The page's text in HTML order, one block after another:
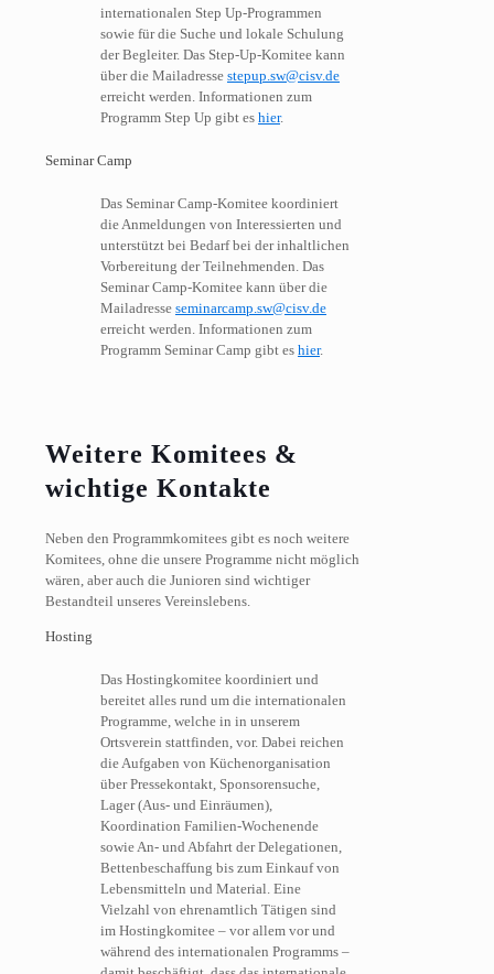
internationalen Step Up-Programmen
sowie für die Suche und lokale Schulung
der Begleiter. Das Step-Up-Komitee kann
über die Mailadresse stepup.sw@cisv.de
erreicht werden. Informationen zum
Programm Step Up gibt es hier.
Seminar Camp
Das Seminar Camp-Komitee koordiniert
die Anmeldungen von Interessierten und
unterstützt bei Bedarf bei der inhaltlichen
Vorbereitung der Teilnehmenden. Das
Seminar Camp-Komitee kann über die
Mailadresse seminarcamp.sw@cisv.de
erreicht werden. Informationen zum
Programm Seminar Camp gibt es hier.
Weitere Komitees &
wichtige Kontakte
Neben den Programmkomitees gibt es noch weitere
Komitees, ohne die unsere Programme nicht möglich
wären, aber auch die Junioren sind wichtiger
Bestandteil unseres Vereinslebens.
Hosting
Das Hostingkomitee koordiniert und
bereitet alles rund um die internationalen
Programme, welche in in unserem
Ortsverein stattfinden, vor. Dabei reichen
die Aufgaben von Küchenorganisation
über Pressekontakt, Sponsorensuche,
Lager (Aus- und Einräumen),
Koordination Familien-Wochenende
sowie An- und Abfahrt der Delegationen,
Bettenbeschaffung bis zum Einkauf von
Lebensmitteln und Material. Eine
Vielzahl von ehrenamtlich Tätigen sind
im Hostingkomitee – vor allem vor und
während des internationalen Programms –